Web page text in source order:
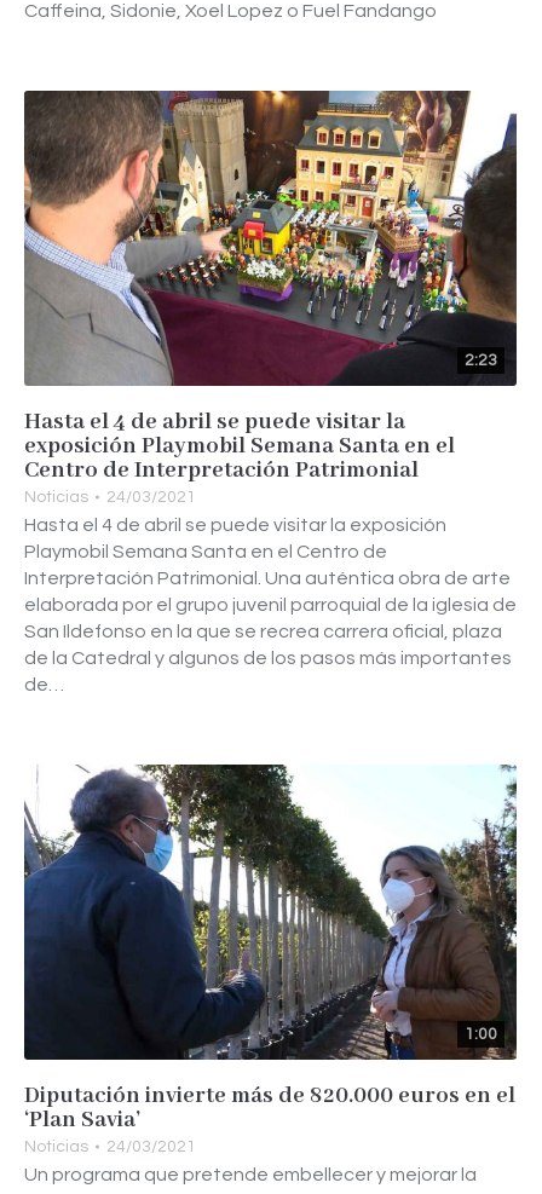
Caffeina, Sidonie, Xoel Lopez o Fuel Fandango
2:23
Hasta el 4 de abril se puede visitar la
exposición Playmobil Semana Santa en el
Centro de Interpretación Patrimonial
Noticias 24/03/2021
Hasta el 4 de abril se puede visitar la exposición
Playmobil Semana Santa en el Centro de
Interpretación Patrimonial. Una auténtica obra de arte
elaborada por el grupo juvenil parroquial de la iglesia de
San Ildefonso en la que se recrea carrera oficial, plaza
de la Catedral y algunos de los pasos más importantes
de…
1:00
Diputación invierte más de 820.000 euros en el
‘Plan Savia’
Noticias 24/03/2021
Un programa que pretende embellecer y mejorar la